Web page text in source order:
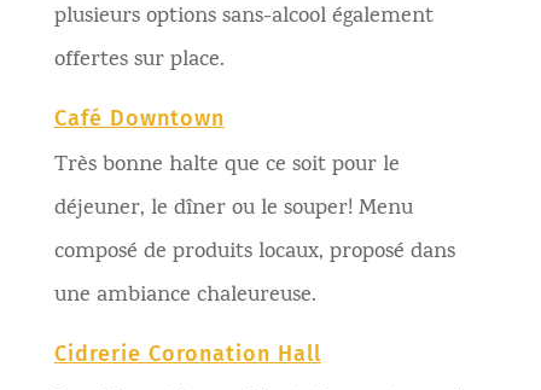
plusieurs options sans-alcool également
offertes sur place.
Café Downtown
Très bonne halte que ce soit pour le
déjeuner, le dîner ou le souper! Menu
composé de produits locaux, proposé dans
une ambiance chaleureuse.
Cidrerie Coronation Hall